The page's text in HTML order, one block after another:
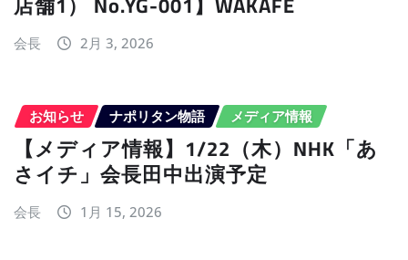
会長 2月 3, 2026
お知らせ ナポリタン物語 メディア情報
【メディア情報】1/22（木）NHK「あ
さイチ」会長田中出演予定
会長 1月 15, 2026